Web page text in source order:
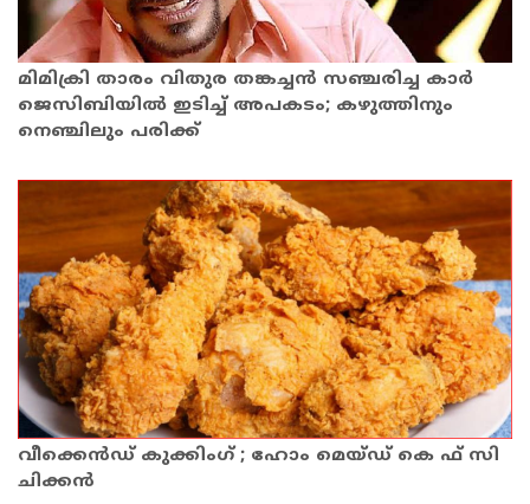
മിമിക്രി താരം വിതുര തങ്കച്ചൻ സഞ്ചരിച്ച കാർ
ജെസിബിയിൽ ഇടിച്ച്‌ അപകടം; കഴുത്തിനും
നെഞ്ചിലും പരിക്ക്‌
വീക്കെന്‍ഡ് കുക്കിംഗ് ; ഹോം മെയ്ഡ് കെ ഫ് സി
ചിക്കൻ